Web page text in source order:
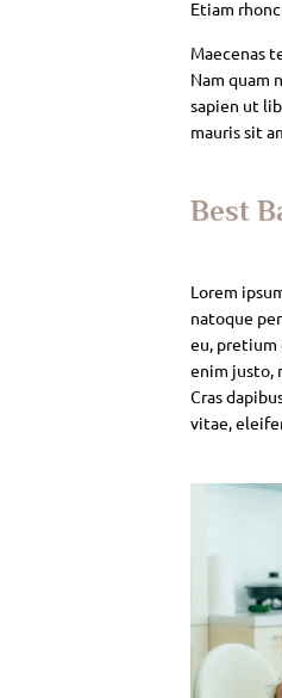
Etiam
Maecenas
Nam quam
sapien ut
mauris sit
Best
Lorem
natoque
eu, pretium
enim justo,
Cras
vitae,